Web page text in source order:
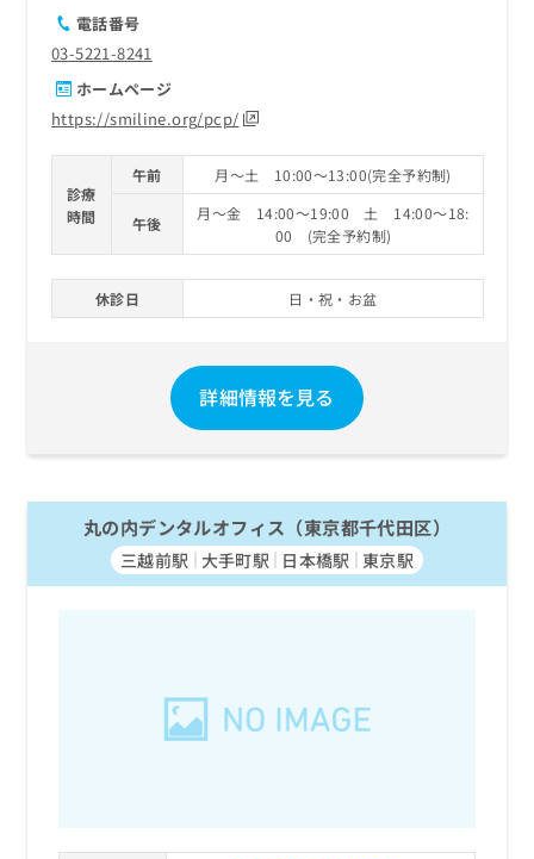
電話番号
03-5221-8241
ホームページ
https://smiline.org/pcp/
診療
時間
午前 月～土 10:00～13:00(完全予約制)
午後
月～金 14:00～19:00 土 14:00～18:
00 (完全予約制)
休診日 日・祝・お盆
詳細情報を見る
丸の内デンタルオフィス（東京都千代田区）
三越前駅 大手町駅 日本橋駅 東京駅